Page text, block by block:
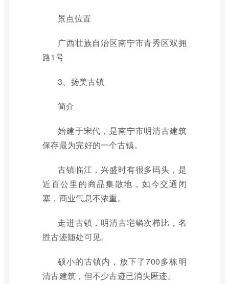
景点位置
广西壮族自治区南宁市青秀区双拥
路1号
3、扬美古镇
简介
始建于宋代，是南宁市明清古建筑
保存最为完好的一个古镇。
古镇临江，兴盛时有很多码头，是
近百公里的商品集散地，如今交通闭
塞，商业气息不浓重。
走进古镇，明清古宅鳞次栉比，名
胜古迹随处可见。
硕小的古镇内，放下了700多栋明
清古建筑，但不少古迹已消失匿迹。